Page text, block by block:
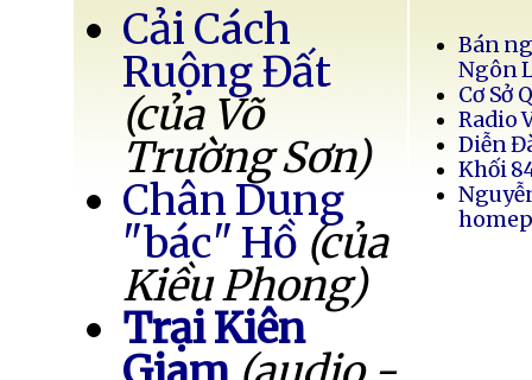
Cải Cách
Ruộng Đất
(của Võ
Trường Sơn)
Chân Dung
"bác" Hồ (của
Kiều Phong)
Trại Kiên
Bán
Ngôn
Cơ Sở
Radio
Diễn
Khối